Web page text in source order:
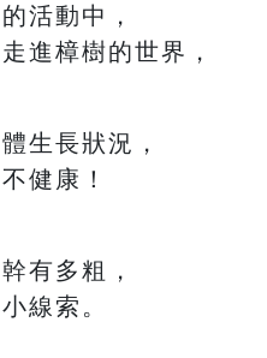
活動中，
進樟樹的世界，
生長狀況，
健康！
有多粗，
線索。